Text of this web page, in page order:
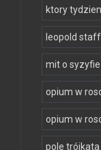
ktory
leopold
mit o syzyfie
opium w
opium w
pole